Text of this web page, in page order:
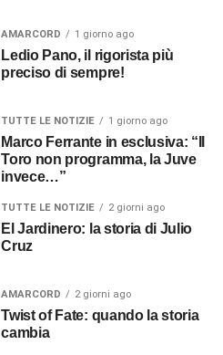
AMARCORD 1 giorno ago
Ledio Pano, il rigorista più
preciso di sempre!
TUTTE LE NOTIZIE 1 giorno ago
Marco Ferrante in esclusiva: “Il
Toro non programma, la Juve
invece…”
TUTTE LE NOTIZIE 2 giorni ago
El Jardinero: la storia di Julio
Cruz
AMARCORD 2 giorni ago
Twist of Fate: quando la storia
cambia